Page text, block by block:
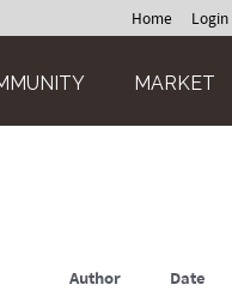
Home Login
MARKET
Author Date